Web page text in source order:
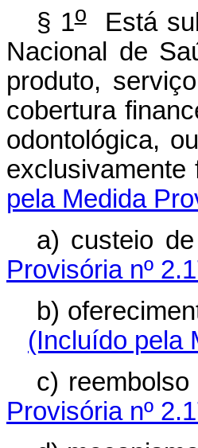
§ 1oEstá
Nacional de
produto,
cobertura
odontológica,
pela Medida
a)
Provisória nº
b)
(Incluído pela
c)
Provisória nº